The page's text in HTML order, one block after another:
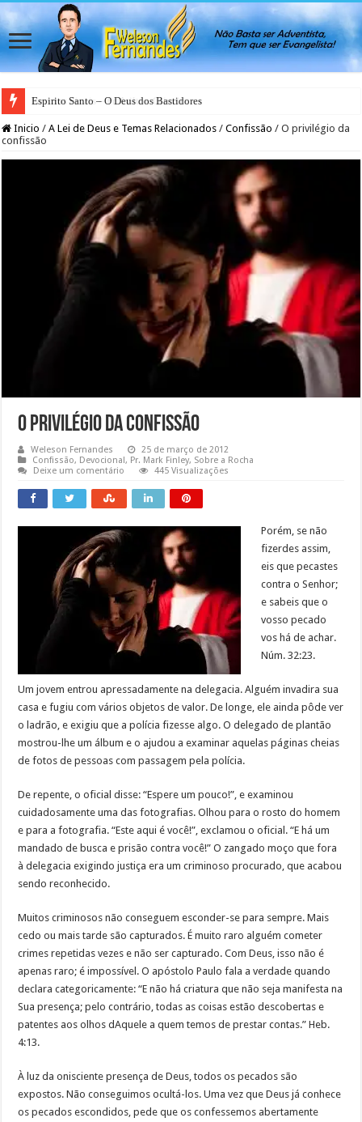
Espirito Santo – O Deus dos Bastidores
Inicio / A Lei de Deus e Temas Relacionados / Confissão / O privilégio da
confissão
O privilégio da confissão
Weleson Fernandes
25 de março de 2012
Confissão, Devocional, Pr. Mark Finley, Sobre a Rocha
Deixe um comentário
445 Visualizações
Porém, se não
fizerdes assim,
eis que pecastes
contra o Senhor;
e sabeis que o
vosso pecado
vos há de achar.
Núm. 32:23.
Um jovem entrou apressadamente na delegacia. Alguém invadira sua
casa e fugiu com vários objetos de valor. De longe, ele ainda pôde ver
o ladrão, e exigiu que a polícia fizesse algo. O delegado de plantão
mostrou-lhe um álbum e o ajudou a examinar aquelas páginas cheias
de fotos de pessoas com passagem pela polícia.
De repente, o oficial disse: “Espere um pouco!”, e examinou
cuidadosamente uma das fotografias. Olhou para o rosto do homem
e para a fotografia. “Este aqui é você!”, exclamou o oficial. “E há um
mandado de busca e prisão contra você!” O zangado moço que fora
à delegacia exigindo justiça era um criminoso procurado, que acabou
sendo reconhecido.
Muitos criminosos não conseguem esconder-se para sempre. Mais
cedo ou mais tarde são capturados. É muito raro alguém cometer
crimes repetidas vezes e não ser capturado. Com Deus, isso não é
apenas raro; é impossível. O apóstolo Paulo fala a verdade quando
declara categoricamente: “E não há criatura que não seja manifesta na
Sua presença; pelo contrário, todas as coisas estão descobertas e
patentes aos olhos dAquele a quem temos de prestar contas.” Heb.
4:13.
À luz da onisciente presença de Deus, todos os pecados são
expostos. Não conseguimos ocultá-los. Uma vez que Deus já conhece
os pecados escondidos, pede que os confessemos abertamente